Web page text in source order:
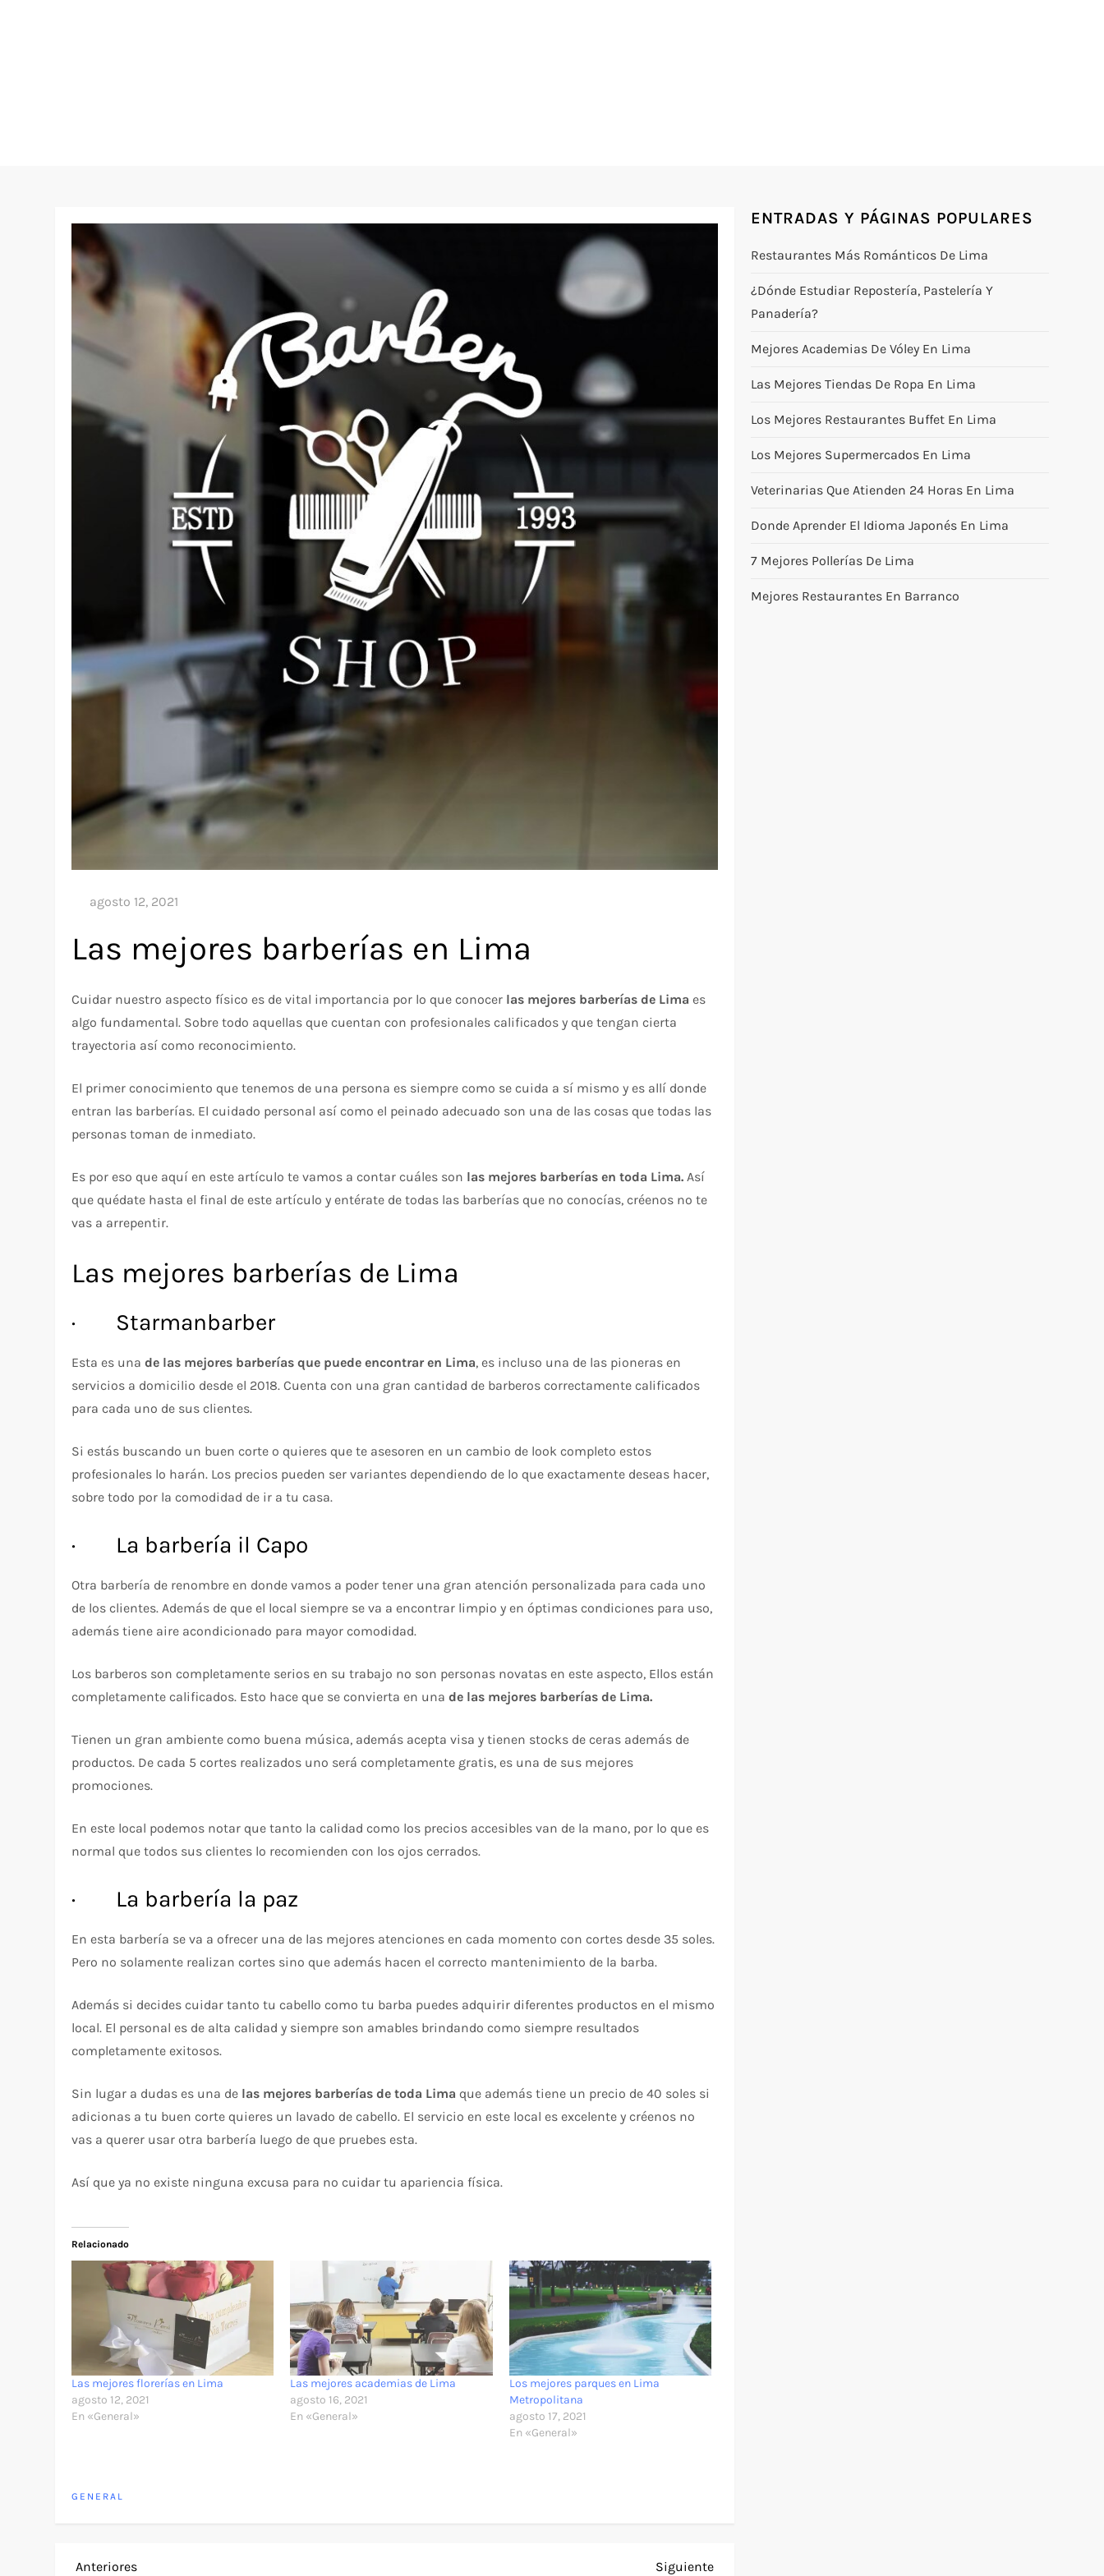
Las mejores barberías en Lima
Cuidar nuestro aspecto físico es de vital importancia por lo que conocer las mejores barberías de Lima es
algo fundamental. Sobre todo aquellas que cuentan con profesionales calificados y que tengan cierta
trayectoria así como reconocimiento.
El primer conocimiento que tenemos de una persona es siempre como se cuida a sí mismo y es allí donde
entran las barberías. El cuidado personal así como el peinado adecuado son una de las cosas que todas las
personas toman de inmediato.
Es por eso que aquí en este artículo te vamos a contar cuáles son las mejores barberías en toda Lima. Así
que quédate hasta el final de este artículo y entérate de todas las barberías que no conocías, créenos no te
vas a arrepentir.
Las mejores barberías de Lima
· Starmanbarber
Esta es unade las mejores barberías que puede encontrar en Lima, es incluso una de las pioneras en
servicios a domicilio desde el 2018. Cuenta con una gran cantidad de barberos correctamente calificados
para cada uno de sus clientes.
Si estás buscando un buen corte o quieres que te asesoren en un cambio de look completo estos
profesionales lo harán. Los precios pueden ser variantes dependiendo de lo que exactamente deseas hacer,
sobre todo por la comodidad de ir a tu casa.
· La barbería il Capo
Otra barbería de renombre en donde vamos a poder tener una gran atención personalizada para cada uno
de los clientes. Además de que el local siempre se va a encontrar limpio y en óptimas condiciones para uso,
además tiene aire acondicionado para mayor comodidad.
Los barberos son completamente serios en su trabajo no son personas novatas en este aspecto, Ellos están
completamente calificados. Esto hace que se convierta en unade las mejores barberías de Lima.
Tienen un gran ambiente como buena música, además acepta visa y tienen stocks de ceras además de
productos. De cada 5 cortes realizados uno será completamente gratis, es una de sus mejores
promociones.
En este local podemos notar que tanto la calidad como los precios accesibles van de la mano, por lo que es
normal que todos sus clientes lo recomienden con los ojos cerrados.
· La barbería la paz
En esta barbería se va a ofrecer una de las mejores atenciones en cada momento con cortes desde 35 soles.
Pero no solamente realizan cortes sino que además hacen el correcto mantenimiento de la barba.
Además si decides cuidar tanto tu cabello como tu barba puedes adquirir diferentes productos en el mismo
local. El personal es de alta calidad y siempre son amables brindando como siempre resultados
completamente exitosos.
Sin lugar a dudas es una de las mejores barberías de toda Lima que además tiene un precio de 40 soles si
adicionas a tu buen corte quieres un lavado de cabello. El servicio en este local es excelente y créenos no
vas a querer usar otra barbería luego de que pruebes esta.
Así que ya no existe ninguna excusa para no cuidar tu apariencia física.
Relacionado
Las mejores florerías en Lima
agosto 12, 2021
En «General»
Las mejores academias de Lima
agosto 16, 2021
En «General»
Los mejores parques en Lima
Metropolitana
agosto 17, 2021
En «General»
GENERAL
Entrada
Anteriores Siguiente
Siguiente
ENTRADAS Y PÁGINAS POPULARES
Restaurantes Más Románticos De Lima
¿Dónde Estudiar Repostería, Pastelería Y
Panadería?
Mejores Academias De Vóley En Lima
Las Mejores Tiendas De Ropa En Lima
Los Mejores Restaurantes Buffet En Lima
Los Mejores Supermercados En Lima
Veterinarias Que Atienden 24 Horas En Lima
Donde Aprender El Idioma Japonés En Lima
7 Mejores Pollerías De Lima
Mejores Restaurantes En Barranco